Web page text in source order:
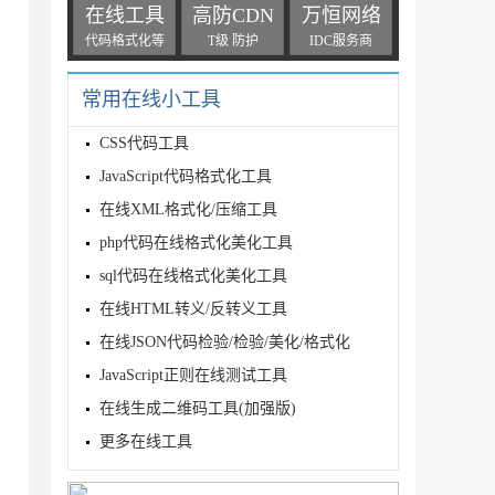
在线工具
代码格式化等
高防CDN
T级 防护
万恒网络
IDC服务商
常用在线小工具
CSS代码工具
JavaScript代码格式化工具
在线XML格式化/压缩工具
php代码在线格式化美化工具
sql代码在线格式化美化工具
在线HTML转义/反转义工具
在线JSON代码检验/检验/美化/格式化
JavaScript正则在线测试工具
在线生成二维码工具(加强版)
更多在线工具